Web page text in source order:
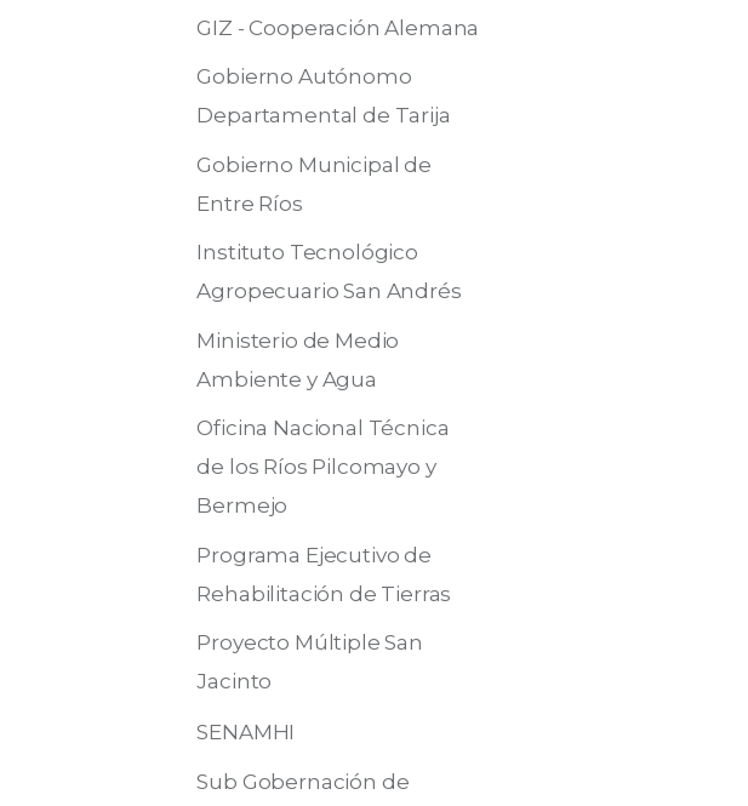
GIZ - Cooperación Alemana
Gobierno Autónomo
Departamental de Tarija
Gobierno Municipal de
Entre Ríos
Instituto Tecnológico
Agropecuario San Andrés
Ministerio de Medio
Ambiente y Agua
Oficina Nacional Técnica
de los Ríos Pilcomayo y
Bermejo
Programa Ejecutivo de
Rehabilitación de Tierras
Proyecto Múltiple San
Jacinto
SENAMHI
Sub Gobernación de